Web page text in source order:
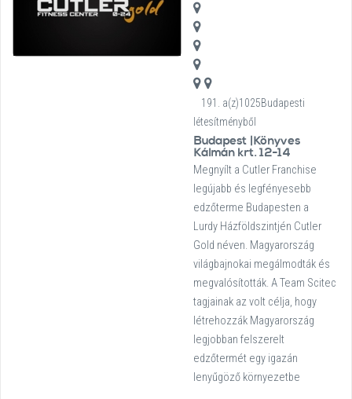
191. a(z)1025Budapesti
létesítményből
Budapest |Könyves
Kálmán krt. 12-14
Megnyílt a Cutler Franchise
legújabb és legfényesebb
edzőterme Budapesten a
Lurdy Házföldszintjén Cutler
Gold néven. Magyarország
világbajnokai megálmodták és
megvalósították. A Team Scitec
tagjainak az volt célja, hogy
létrehozzák Magyarország
legjobban felszerelt
edzőtermét egy igazán
lenyűgöző környezetbe